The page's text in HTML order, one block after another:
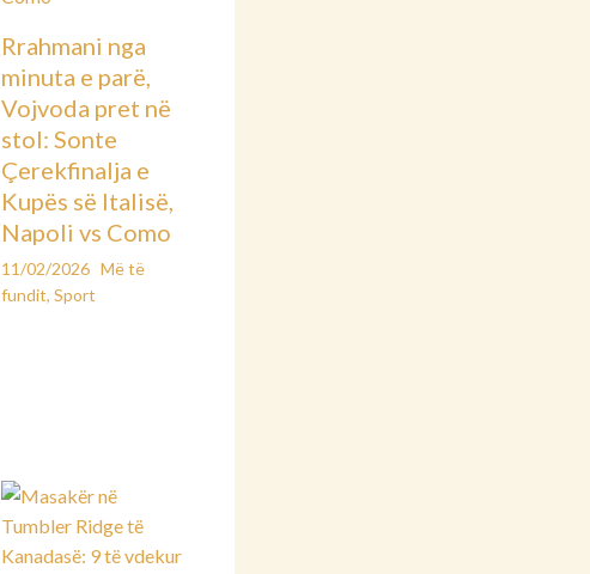
Rrahmani nga
minuta e parë,
Vojvoda pret në
stol: Sonte
Çerekfinalja e
Kupës së Italisë,
Napoli vs Como
11/02/2026 Më të
fundit, Sport